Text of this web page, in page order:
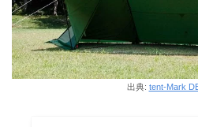
出典: tent-Mark